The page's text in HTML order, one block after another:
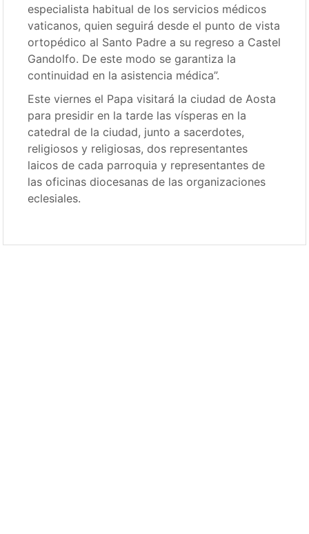
especialista habitual de los servicios médicos
vaticanos, quien seguirá desde el punto de vista
ortopédico al Santo Padre a su regreso a Castel
Gandolfo. De este modo se garantiza la
continuidad en la asistencia médica”.
Este viernes el Papa visitará la ciudad de Aosta
para presidir en la tarde las vísperas en la
catedral de la ciudad, junto a sacerdotes,
religiosos y religiosas, dos representantes
laicos de cada parroquia y representantes de
las oficinas diocesanas de las organizaciones
eclesiales.